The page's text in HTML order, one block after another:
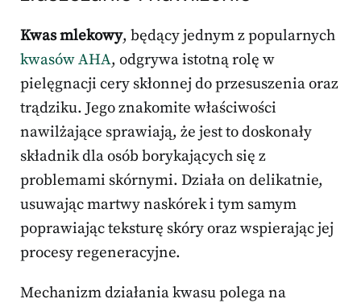
Kwas mlekowy, będący jednym z popularnych
kwasów AHA, odgrywa istotną rolę w
pielęgnacji cery skłonnej do przesuszenia oraz
trądziku. Jego znakomite właściwości
nawilżające sprawiają, że jest to doskonały
składnik dla osób borykających się z
problemami skórnymi. Działa on delikatnie,
usuwając martwy naskórek i tym samym
poprawiając teksturę skóry oraz wspierając jej
procesy regeneracyjne.
Mechanizm działania kwasu polega na